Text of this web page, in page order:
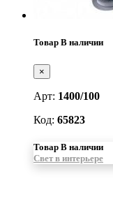
Товар В наличии
×
Арт: 1400/100
Код: 65823
Товар В наличии
Свет в интерьере